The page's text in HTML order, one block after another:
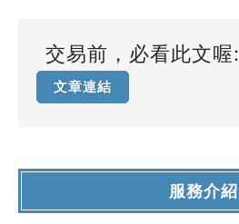
交易前，必看此文喔:
文章連結
服務介紹